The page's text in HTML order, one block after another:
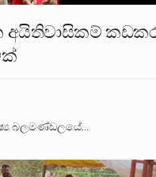
බලමණ්ඩලයේ…